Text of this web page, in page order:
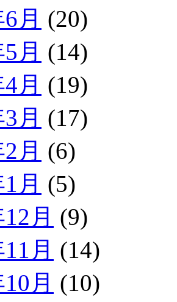
月 (20)
月 (14)
月 (19)
月 (17)
月 (6)
月 (5)
月 (9)
月 (14)
月 (10)